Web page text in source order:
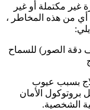
غير مكتملة أو غير
أي من هذه المخاطر ،
دقة الصور) للسماح
بسبب عيوب
بروتوكول الأمان
الشخصية.